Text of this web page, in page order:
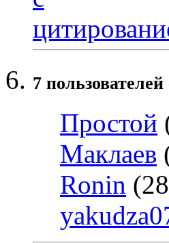
7
Простой
Маклаев
Ronin